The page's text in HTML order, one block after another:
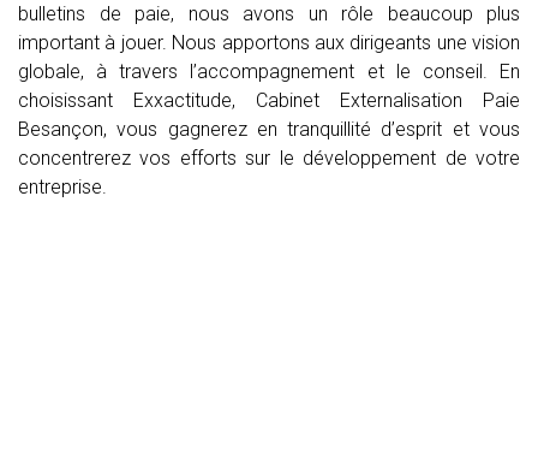
bulletins de paie, nous avons un rôle beaucoup plus
important à jouer. Nous apportons aux dirigeants une vision
globale, à travers l’accompagnement et le conseil. En
choisissant Exxactitude, Cabinet Externalisation Paie
Besançon, vous gagnerez en tranquillité d’esprit et vous
concentrerez vos efforts sur le développement de votre
entreprise.